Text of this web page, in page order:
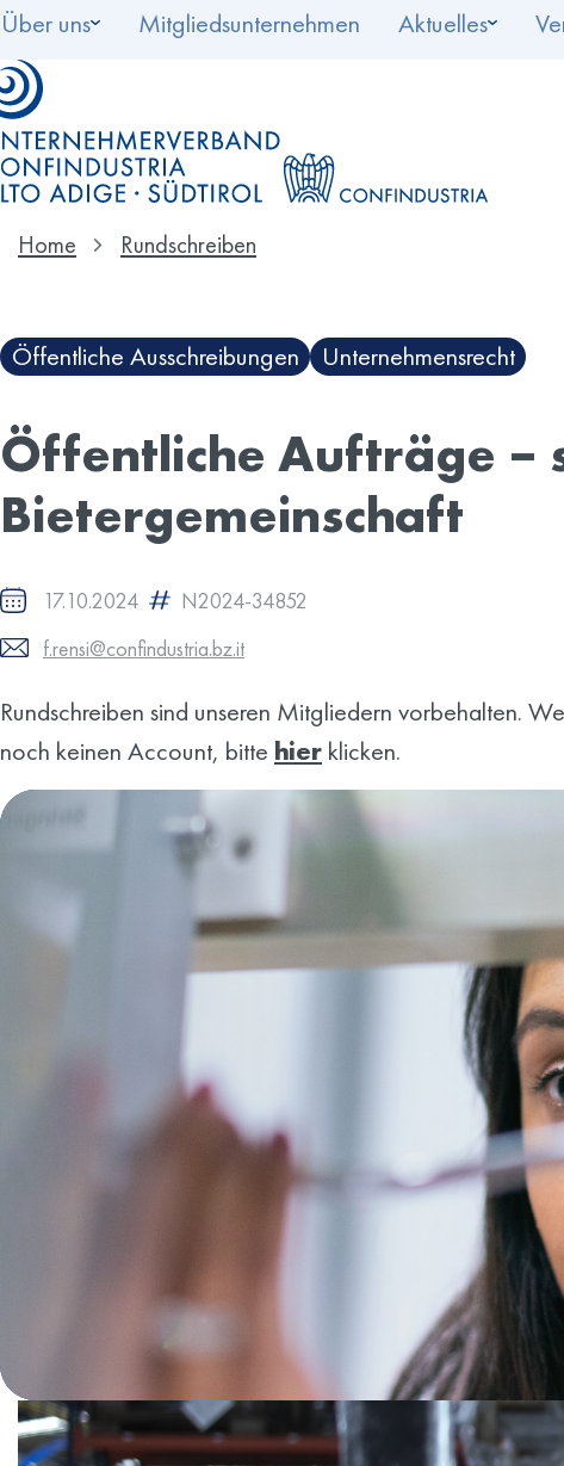
Über uns Mitgliedsunternehmen Aktuelles
Home Rundschreiben
Öffentliche Ausschreibungen Unternehmensrecht
Öffentliche Aufträge –
Bietergemeinschaft
17.10.2024
N2024-34852
f.rensi@confindustria.bz.it
Rundschreiben sind unseren Mitgliedern vorbehalten.
noch keinen Account, bitte hier klicken.